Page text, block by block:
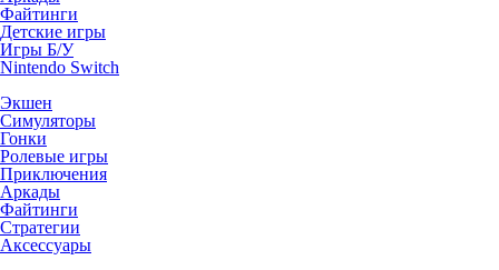
Файтинги
Детские игры
Игры Б/У
Nintendo Switch
Экшен
Симуляторы
Гонки
Ролевые игры
Приключения
Аркады
Файтинги
Стратегии
Аксессуары